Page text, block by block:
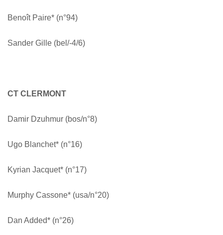
Benoît Paire* (n°94)
Sander Gille (bel/-4/6)
CT CLERMONT
Damir Dzuhmur (bos/n°8)
Ugo Blanchet* (n°16)
Kyrian Jacquet* (n°17)
Murphy Cassone* (usa/n°20)
Dan Added* (n°26)